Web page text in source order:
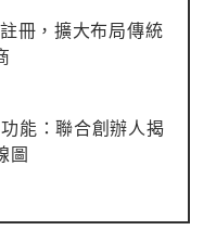
冊，擴大布局傳統
能：聯合創辦人揭
圖